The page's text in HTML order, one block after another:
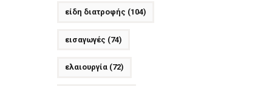
είδη διατροφής (104)
εισαγωγές (74)
ελαιουργία(72)